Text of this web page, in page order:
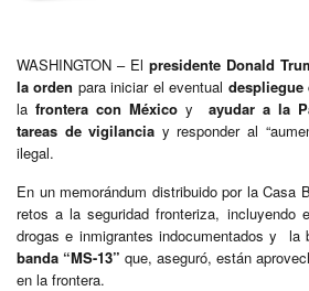
WASHINGTON – El presidente Donald
la orden para iniciar el eventual despliegue
la frontera con México y ayudar a la
tareas de vigilancia y responder al
ilegal.
En un memorándum distribuido por la Casa
retos a la seguridad fronteriza, incluyendo
drogas e inmigrantes indocumentados y la
banda “MS-13” que, aseguró, están
en la frontera.